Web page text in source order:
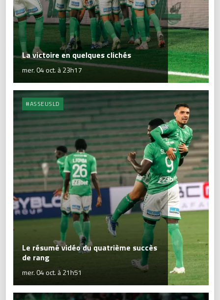
La victoire en quelques clichés
mer. 04 oct. à 23h17
#ASSEUSLD
Le résumé vidéo du quatrième succès
de rang
mer. 04 oct. à 21h51